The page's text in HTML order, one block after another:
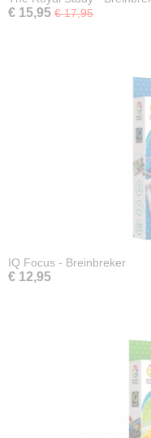
€ 15,95 € 17,95
IQ Focus - Breinbreker
€ 12,95